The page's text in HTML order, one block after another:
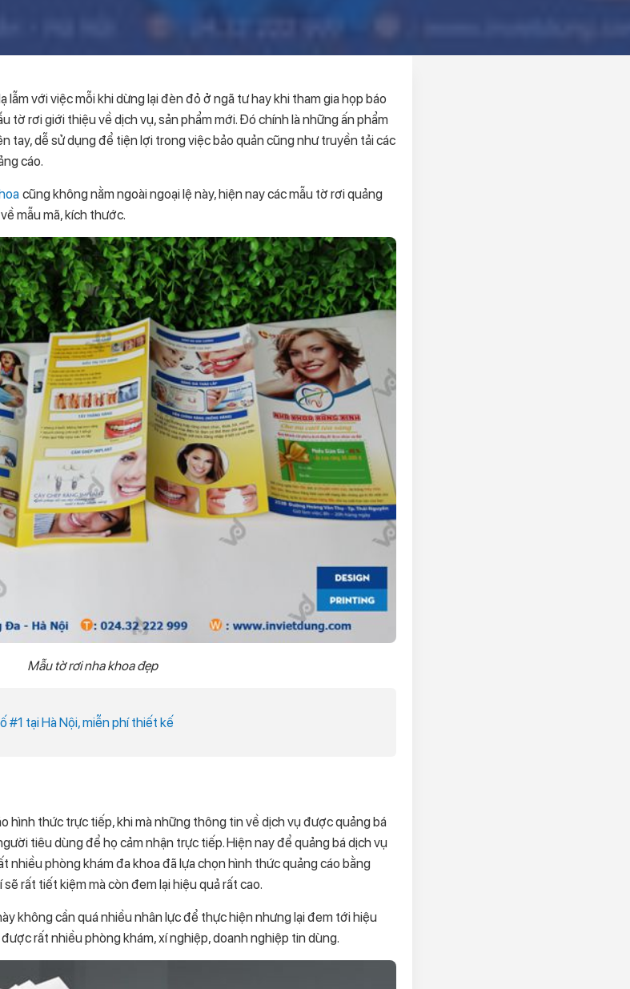
lẫm với việc mỗi khi dừng lại đèn đỏ ở ngã tư hay khi tham gia họp báo
tờ rơi giới thiệu về dịch vụ, sản phẩm mới. Đó chính là những ấn phẩm
tay, dễ sử dụng để tiện lợi trong việc bảo quản cũng như truyền tải các
cáo.
cũng không nằm ngoài ngoại lệ này, hiện nay các mẫu tờ rơi quảng
mẫu mã, kích thước.
Mẫu tờ rơi nha khoa đẹp
#1 tại Hà Nội, miễn phí thiết kế
hình thức trực tiếp, khi mà những thông tin về dịch vụ được quảng bá
tiêu dùng để họ cảm nhận trực tiếp. Hiện nay để quảng bá dịch vụ
nhiều phòng khám đa khoa đã lựa chọn hình thức quảng cáo bằng
rất tiết kiệm mà còn đem lại hiệu quả rất cao.
không cần quá nhiều nhân lực để thực hiện nhưng lại đem tới hiệu
rất nhiều phòng khám, xí nghiệp, doanh nghiệp tin dùng.